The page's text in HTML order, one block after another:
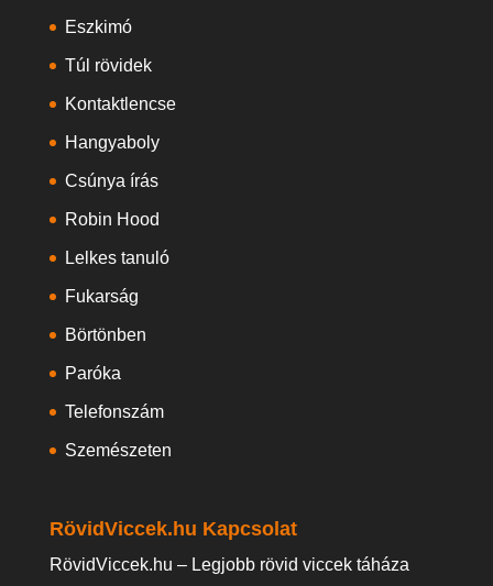
Eszkimó
Túl rövidek
Kontaktlencse
Hangyaboly
Csúnya írás
Robin Hood
Lelkes tanuló
Fukarság
Börtönben
Paróka
Telefonszám
Szemészeten
RövidViccek.hu Kapcsolat
RövidViccek.hu – Legjobb rövid viccek táháza